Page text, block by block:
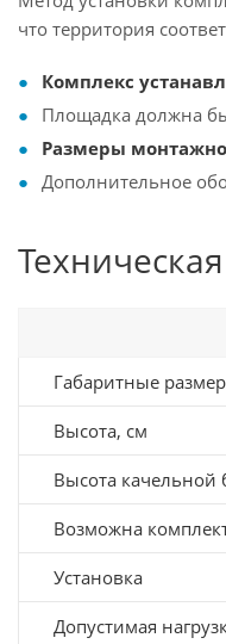
что территория
Комплекс
Площадка должна
Размеры
Дополнительное
Габаритные
Высота, см
Высота качельной
Возможна
Установка
Допустимая